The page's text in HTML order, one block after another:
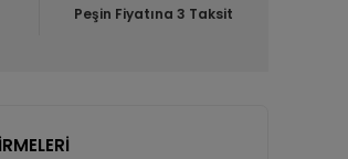
Peşin Fiyatına 3 Taksit